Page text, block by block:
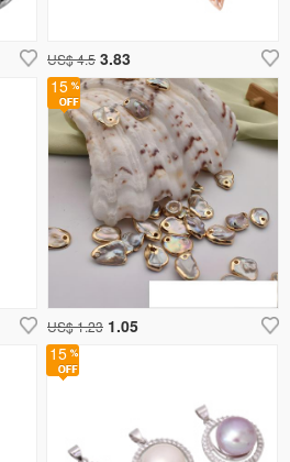
US$ 4.5 3.83
15
US$ 1.23 1.05
15